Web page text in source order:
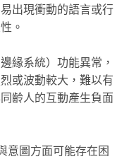
出現衝動的語言或行
。
緣系統）功能異常，
或波動較大，難以有
齡人的互動產生負面
意圖方面可能存在困